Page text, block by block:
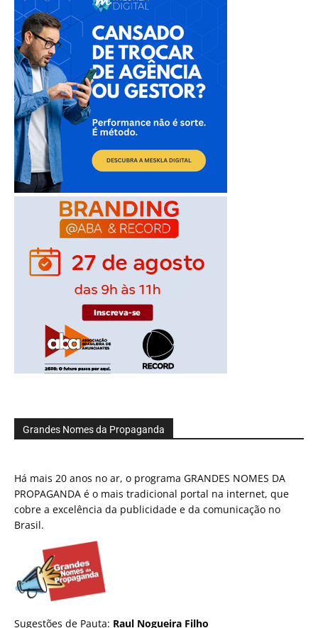
Grandes Nomes da Propaganda
Há mais 20 anos no ar, o programa GRANDES NOMES DA
PROPAGANDA é o mais tradicional portal na internet, que
cobre a excelência da publicidade e da comunicação no
Brasil.
Sugestões de Pauta: Raul Nogueira Filho